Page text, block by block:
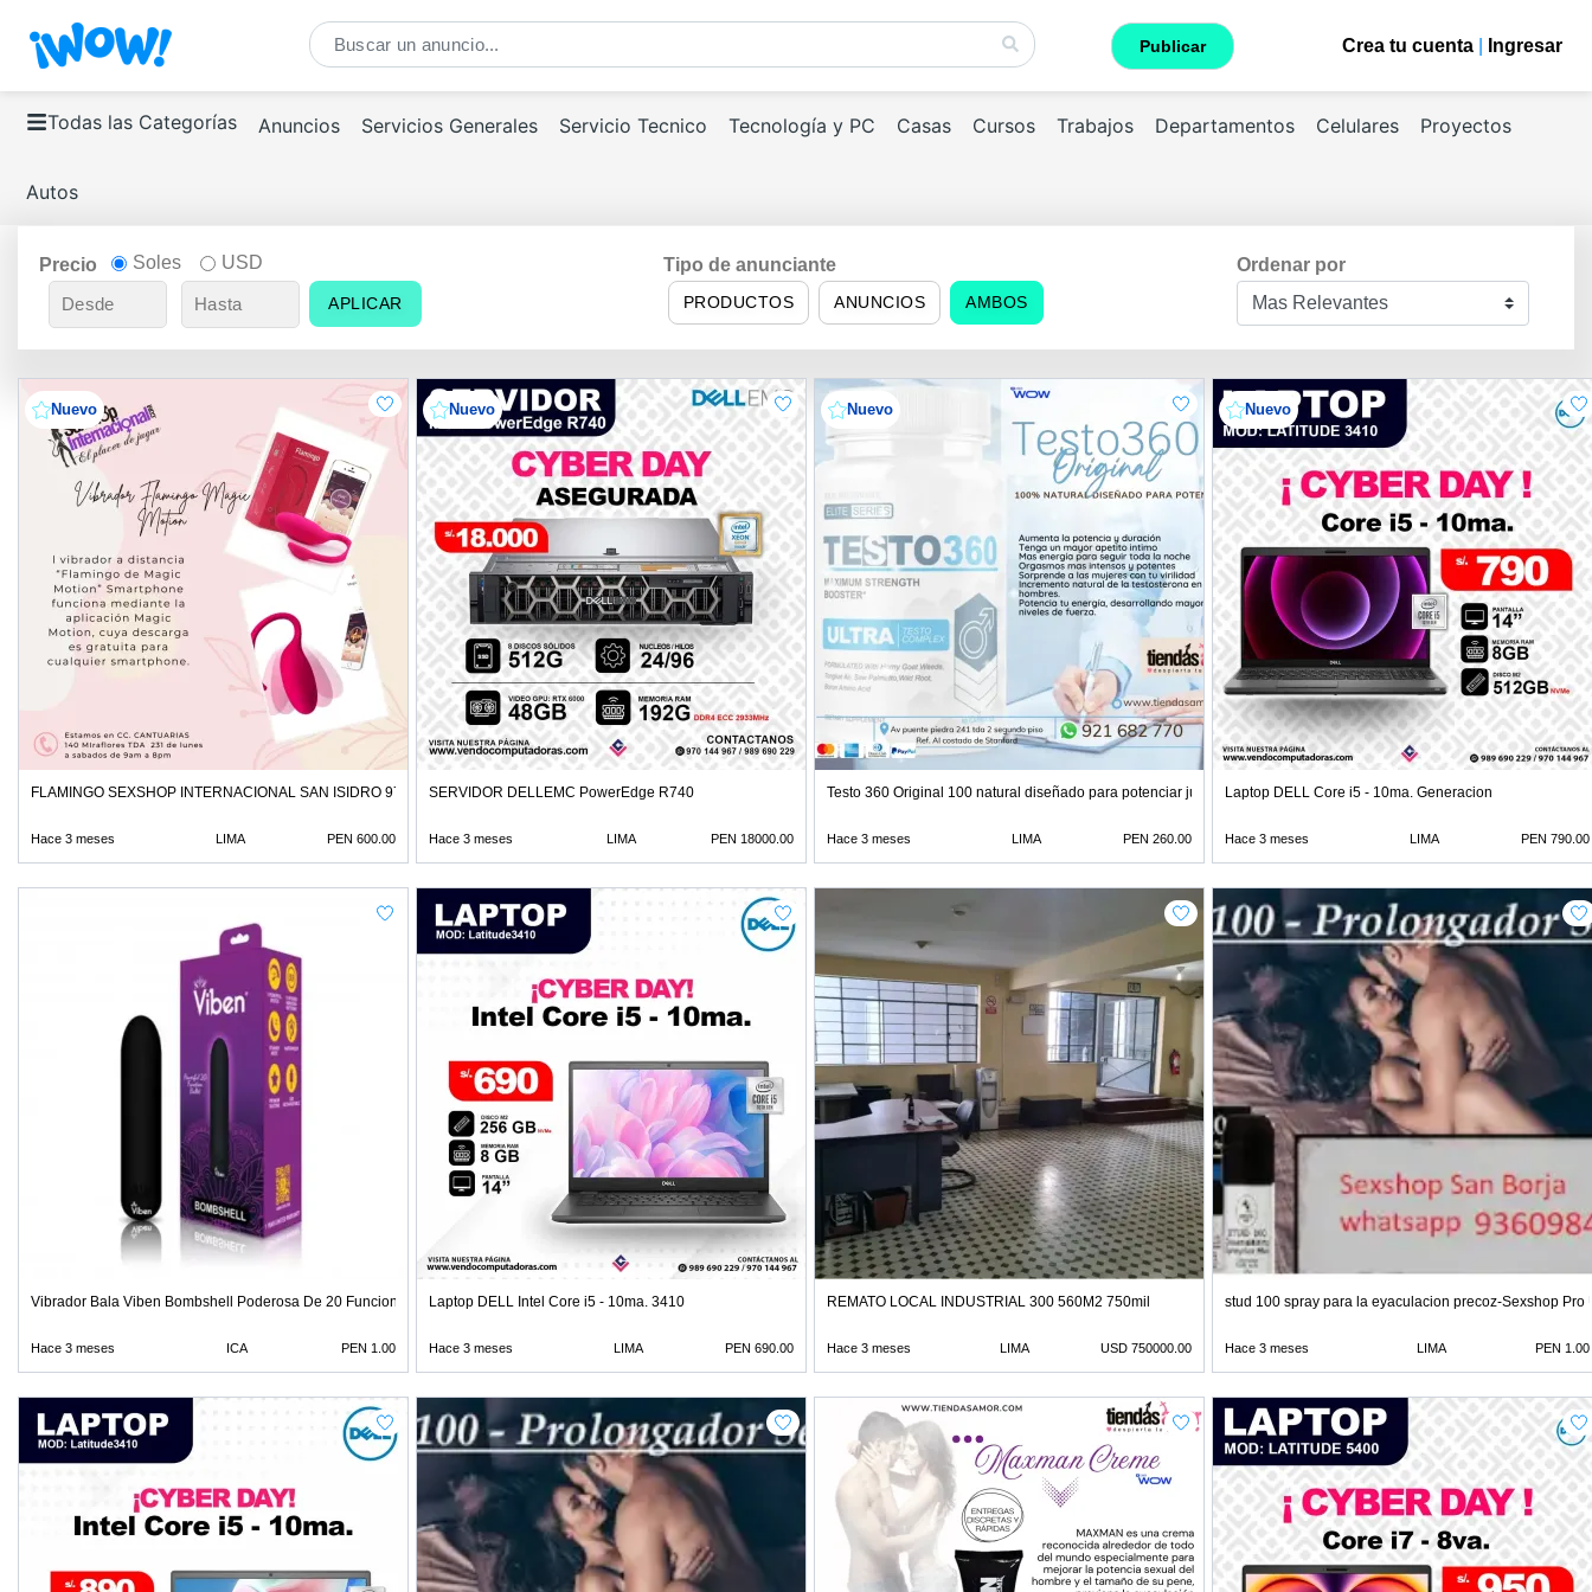
Publicar Crea tu cuenta| Ingresar
Todas las Categorías Anuncios Servicios Generales Servicio Tecnico Tecnología y PC Casas Cursos Trabajos Departamentos Celulares Proyectos
Autos
Precio Soles USD
APLICAR
Tipo de anunciante
AMBOS
ANUNCIOS
PRODUCTOS
Ordenar por
Nuevo
FLAMINGO SEXSHOP INTERNACIONAL SAN ISIDRO 971890151
Hace 3 meses LIMA PEN 600.00
Nuevo
SERVIDOR DELLEMC PowerEdge R740
Hace 3 meses LIMA PEN 18000.00
Nuevo
Testo 360 Original 100 natural diseñado para potenciar jugu
Hace 3 meses LIMA PEN 260.00
Nuevo
Laptop DELL Core i5 - 10ma. Generacion
Hace 3 meses LIMA PEN 790.00
Vibrador Bala Viben Bombshell Poderosa De 20 Funciones
Hace 3 meses ICA PEN 1.00
Laptop DELL Intel Core i5 - 10ma. 3410
Hace 3 meses LIMA PEN 690.00
REMATO LOCAL INDUSTRIAL 300 560M2 750mil
Hace 3 meses LIMA USD 750000.00
stud 100 spray para la eyaculacion precoz-Sexshop Pro
Hace 3 meses LIMA PEN 1.00